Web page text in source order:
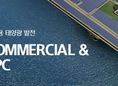
태양광 발전
&